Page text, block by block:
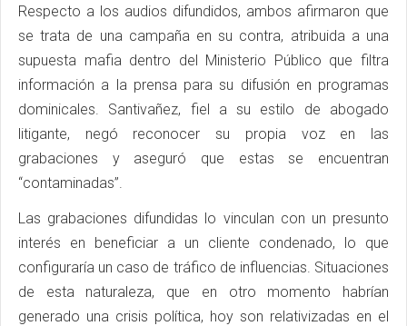
Respecto a los audios difundidos, ambos afirmaron que
se trata de una campaña en su contra, atribuida a una
supuesta mafia dentro del Ministerio Público que filtra
información a la prensa para su difusión en programas
dominicales. Santivañez, fiel a su estilo de abogado
litigante, negó reconocer su propia voz en las
grabaciones y aseguró que estas se encuentran
“contaminadas”.
Las grabaciones difundidas lo vinculan con un presunto
interés en beneficiar a un cliente condenado, lo que
configuraría un caso de tráfico de influencias. Situaciones
de esta naturaleza, que en otro momento habrían
generado una crisis política, hoy son relativizadas en el